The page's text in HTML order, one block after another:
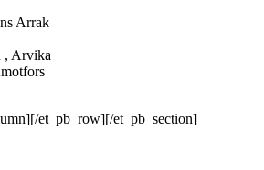
Arrak
, Arvika
et_pb_row][/et_pb_section]